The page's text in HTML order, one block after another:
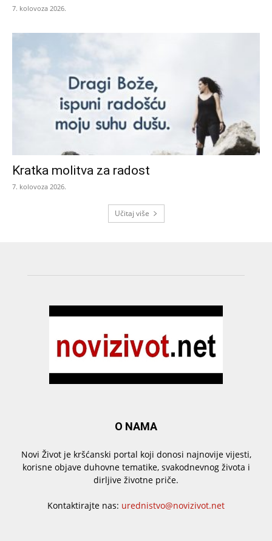
7. kolovoza 2026.
Kratka molitva za radost
7. kolovoza 2026.
Učitaj više
O NAMA
Novi Život je kršćanski portal koji donosi najnovije vijesti,
korisne objave duhovne tematike, svakodnevnog života i
dirljive životne priče.
Kontaktirajte nas: urednistvo@novizivot.net